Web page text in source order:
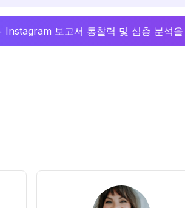
Instagram 보고서 통찰력 및 심층 분석